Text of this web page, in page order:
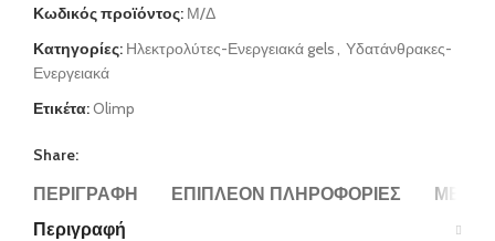
Κωδικός προϊόντος: Μ/Δ
Κατηγορίες: Ηλεκτρολύτες-Ενεργειακά gels
Υδατάνθρακες-
Ενεργειακά
Ετικέτα:Olimp
Share:
ΠΕΡΙΓΡΑΦΉ ΕΠΙΠΛΈΟΝ ΠΛΗΡΟΦΟΡΊΕΣ
Περιγραφή